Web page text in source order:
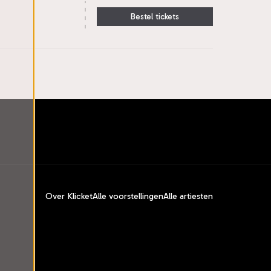
Bestel tickets
Over KlicketAlle voorstellingenAlle artiesten